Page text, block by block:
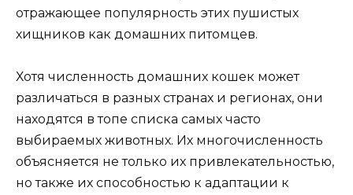
отражающее популярность этих пушистых
хищников как домашних питомцев.
Хотя численность домашних кошек может
различаться в разных странах и регионах, они
находятся в топе списка самых часто
выбираемых животных. Их многочисленность
объясняется не только их привлекательностью,
но также их способностью к адаптации к